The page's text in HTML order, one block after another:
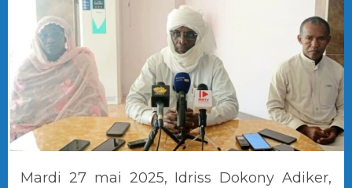
Mardi 27 mai 2025, Idriss Dokony Adiker,